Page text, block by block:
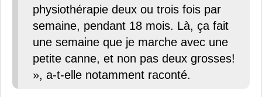
physiothérapie deux ou trois fois par
semaine, pendant 18 mois. Là, ça fait
une semaine que je marche avec une
petite canne, et non pas deux grosses!
», a-t-elle notamment raconté.